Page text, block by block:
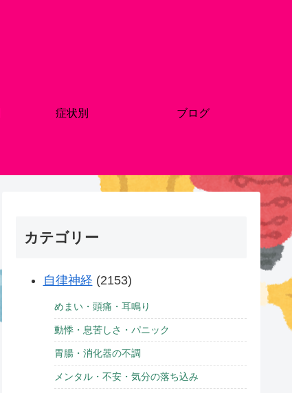
症状別 ブログ
カテゴリー
自律神経 (2153)
めまい・頭痛・耳鳴り
動悸・息苦しさ・パニック
胃腸・消化器の不調
メンタル・不安・気分の落ち込み